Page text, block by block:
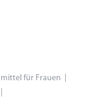
für Frauen